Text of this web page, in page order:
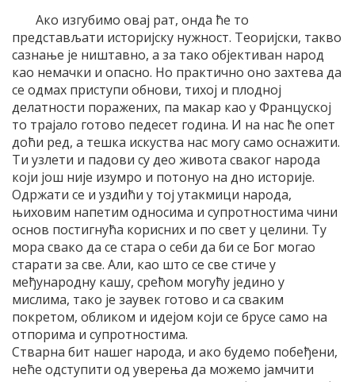
Ако изгубимо овај рат, онда ће то
представљати историјску нужност. Теоријски, такво
сазнање је ништавно, а за тако објективан народ
као немачки и опасно. Но практично оно захтева да
се одмах приступи обнови, тихој и плодној
делатности поражених, па макар као у Француској
то трајало готово педесет година. И на нас ће опет
доћи ред, а тешка искуства нас могу само оснажити.
Ти узлети и падови су део живота сваког народа
који још није изумро и потонуо на дно историје.
Одржати се и уздићи у тој утакмици народа,
њиховим напетим односима и супротностима чини
основ постигнућа корисних и по свет у целини. Ту
мора свако да се стара о себи да би се Бог могао
старати за све. Али, као што се све стиче у
међународну кашу, срећом могућу једино у
мислима, тако је заувек готово и са сваким
покретом, обликом и идејом који се брусе само на
отпорима и супротностима.
Стварна бит нашег народа, и ако будемо побеђени,
неће одступити од уверења да можемо јамчити